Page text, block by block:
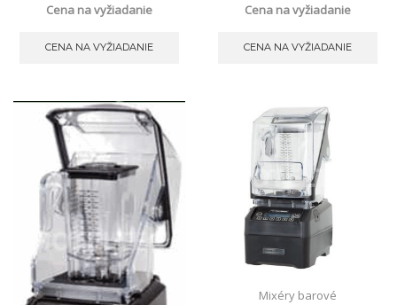
Cena na vyžiadanie
CENA NA VYŽIADANIE
Cena na vyžiadanie
CENA NA VYŽIADANIE
Mixéry barové